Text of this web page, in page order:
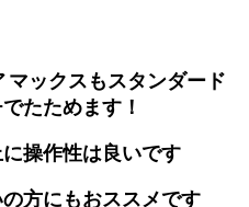
マックスもスタンダード
たためます！
操作性は良いです
方にもおススメです